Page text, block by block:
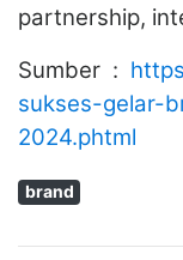
partnership,
Sumber :
sukses-gelar-
2024.phtml
brand